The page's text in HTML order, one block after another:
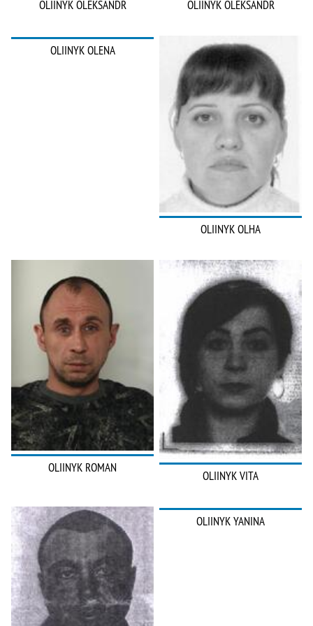
OLIINYK OLEKSANDR OLIINYK OLEKSANDR
OLIINYK OLENA
OLIINYK OLHA
OLIINYK ROMAN
OLIINYK VITA
OLIINYK YANINA